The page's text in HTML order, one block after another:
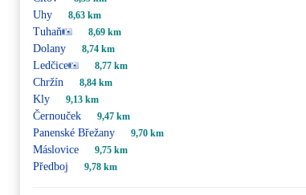
Uhy 8,63 km
Tuhaň 8,69 km
Dolany 8,74 km
Ledčice 8,77 km
Chržín 8,84 km
Kly 9,13 km
Černouček 9,47 km
Panenské Břežany 9,70 km
Máslovice 9,75 km
Předboj 9,78 km